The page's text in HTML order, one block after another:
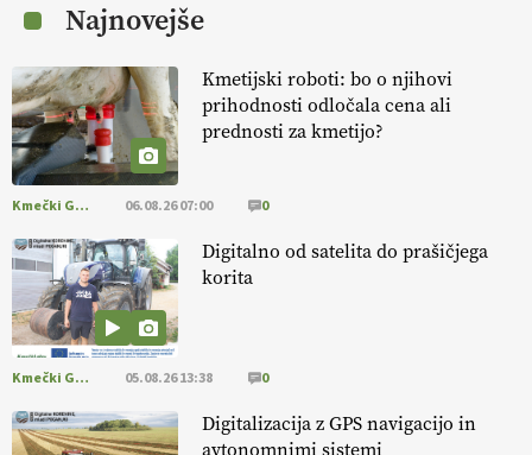
Najnovejše
Kmetijski roboti: bo o njihovi
prihodnosti odločala cena ali
prednosti za kmetijo?
Kmečki Glas 06.08.26 07:00 0
Digitalno od satelita do prašičjega
korita
Kmečki Glas 05.08.26 13:38 0
Digitalizacija z GPS navigacijo in
avtonomnimi sistemi